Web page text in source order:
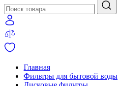
Главная
Фильтры для бытовой воды